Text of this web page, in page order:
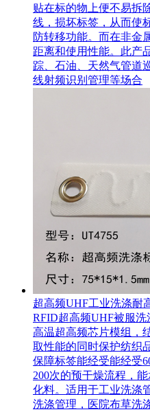
贴在标的物上便不易拆
线，损坏标签，从而使
防转移功能。而在非金
距离和使用性能。此产
踪、石油、天然气管道
线射频识别管理等场合
超高频UHF工业洗涤耐
RFID超高频UHF被服
高温超高频芯片模组，
取性能的同时保护纺织
保障标签能经受能经受
200次的预干燥流程，
化料。适用于工业洗涤
洗涤管理，医院布草洗